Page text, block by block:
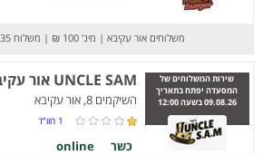
משלוחים אור עקיבא | מינ' 100 ₪ | משלוח 35 ₪
שירות המשלוחים של
המסעדה יפתח בתאריך
09.08.26 בשעה 12:00
UNCLE SAM אור עקיבא
השיקמים 8, אור עקיבא
1 חוו”ד
כשר online